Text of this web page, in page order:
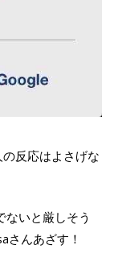
反応はよさげな
いと厳しそう
さんあざす！